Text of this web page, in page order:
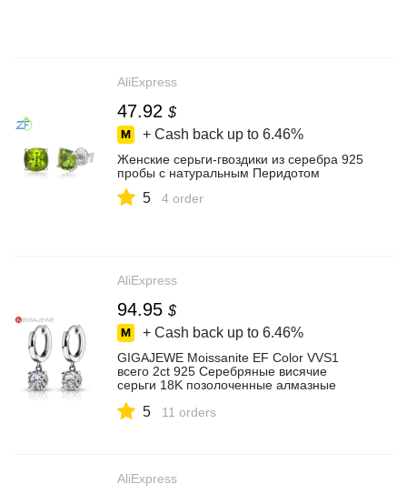
AliExpress
47.92 $
+ Cash back up to 6.46%
Женские серьги-гвоздики из серебра 925
пробы с натуральным Перидотом
5 4 order
AliExpress
94.95 $
+ Cash back up to 6.46%
GIGAJEWE Moissanite EF Color VVS1
всего 2ct 925 Серебряные висячие
серьги 18K позолоченные алмазные
подарок для девочек
5 11 orders
AliExpress